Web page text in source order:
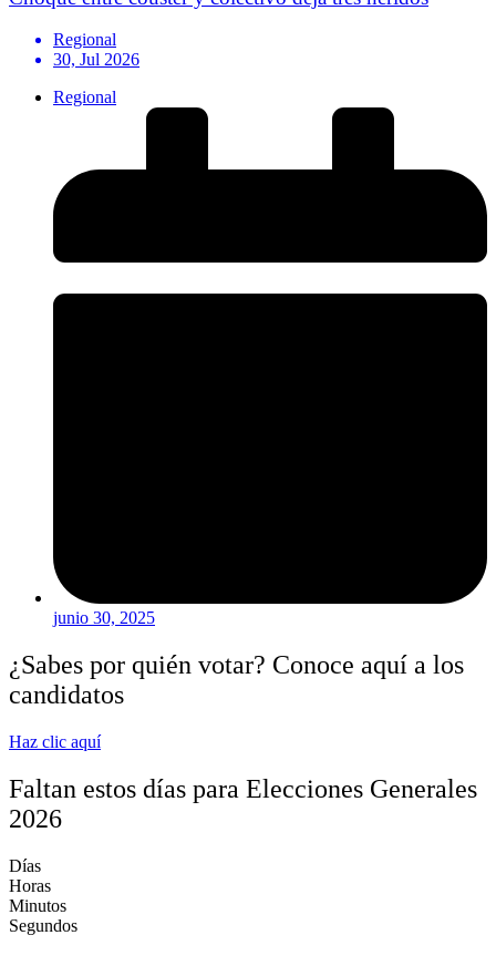
Regional
30, Jul 2026
Regional
junio 30, 2025
¿Sabes por quién votar? Conoce aquí a los
candidatos
Haz clic aquí
Faltan estos días para Elecciones Generales
2026
Días
Horas
Minutos
Segundos